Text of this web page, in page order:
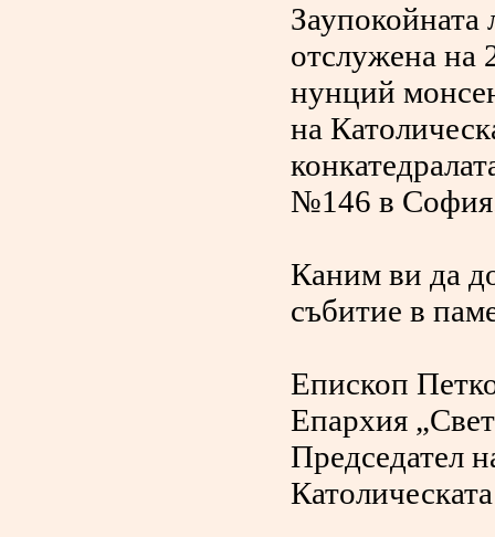
отслужена на
нунций
на
№146 в
Каним ви да
събитие в
Епископ
Епархия
Председател